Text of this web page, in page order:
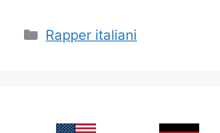
Categories
Rapper italiani